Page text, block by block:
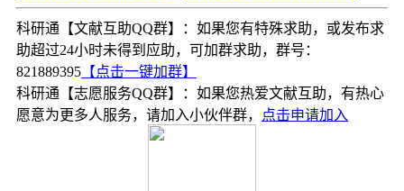
科研通【文献互助QQ群】：如果您有特殊求助，或发布求
助超过24小时未得到应助，可加群求助，群号：
821889395 【点击一键加群】
科研通【志愿服务QQ群】：如果您热爱文献互助，有热心
愿意为更多人服务，请加入小伙伴群，
点击申请加入